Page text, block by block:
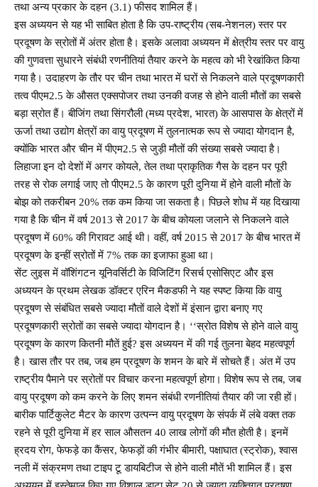
तथा अन्य प्रकार के दहन (3.1) फीसद शामिल हैं।
इस अध्ययन से यह भी साबित होता है कि उप-राष्ट्रीय (सब-नेशनल) स्तर पर
प्रदूषण के स्रोतों में अंतर होता है। इसके अलावा अध्ययन में क्षेत्रीय स्तर पर वायु
की गुणवत्ता सुधारने संबंधी रणनीतियां तैयार करने के महत्व को भी रेखांकित किया
गया है। उदाहरण के तौर पर चीन तथा भारत में घरों से निकलने वाले प्रदूषणकारी
तत्व पीएम2.5 के औसत एक्सपोजर तथा उनकी वजह से होने वाली मौतों का सबसे
बड़ा स्रोत हैं। बीजिंग तथा सिंगरौली (मध्य प्रदेश, भारत) के आसपास के क्षेत्रों में
ऊर्जा तथा उद्योग क्षेत्रों का वायु प्रदूषण में तुलनात्मक रूप से ज्यादा योगदान है,
क्योंकि भारत और चीन में पीएम2.5 से जुड़ी मौतों की संख्या सबसे ज्यादा है।
लिहाजा इन दो देशों में अगर कोयले, तेल तथा प्राकृतिक गैस के दहन पर पूरी
तरह से रोक लगाई जाए तो पीएम2.5 के कारण पूरी दुनिया में होने वाली मौतों के
बोझ को तकरीबन 20% तक कम किया जा सकता है। पिछले शोध में यह दिखाया
गया है कि चीन में वर्ष 2013 से 2017 के बीच कोयला जलाने से निकलने वाले
प्रदूषण में 60% की गिरावट आई थी। वहीं, वर्ष 2015 से 2017 के बीच भारत में
प्रदूषण के इन्हीं स्रोतों में 7% तक का इजाफा हुआ था।
सेंट लुइस में वॉशिंगटन यूनिवर्सिटी के विजिटिंग रिसर्च एसोसिएट और इस
अध्ययन के प्रथम लेखक डॉक्टर एरिन मैकडफी ने यह स्पष्ट किया कि वायु
प्रदूषण से संबंधित सबसे ज्यादा मौतों वाले देशों में इंसान द्वारा बनाए गए
प्रदूषणकारी स्रोतों का सबसे ज्यादा योगदान है। ‘‘स्रोत विशेष से होने वाले वायु
प्रदूषण के कारण कितनी मौतें हुई? इस अध्ययन में की गई तुलना बेहद महत्वपूर्ण
है। खास तौर पर तब, जब हम प्रदूषण के शमन के बारे में सोचते हैं। अंत में उप
राष्ट्रीय पैमाने पर स्रोतों पर विचार करना महत्वपूर्ण होगा। विशेष रूप से तब, जब
वायु प्रदूषण को कम करने के लिए शमन संबंधी रणनीतियां तैयार की जा रही हों।
बारीक पार्टिकुलेट मैटर के कारण उत्पन्न वायु प्रदूषण के संपर्क में लंबे वक्त तक
रहने से पूरी दुनिया में हर साल औसतन 40 लाख लोगों की मौत होती है। इनमें
ह्रदय रोग, फेफड़े का कैंसर, फेफड़ों की गंभीर बीमारी, पक्षाघात (स्‍ट्रोक), श्वास
नली में संक्रमण तथा टाइप टू डायबिटीज से होने वाली मौतें भी शामिल हैं। इस